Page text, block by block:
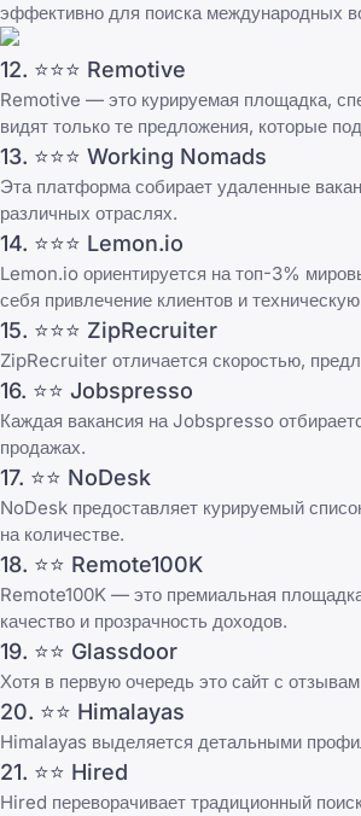
эффективно для поиска международных
12. ⭐⭐⭐ Remotive
Remotive — это курируемая площадка,
видят только те предложения, которые
13. ⭐⭐⭐ Working Nomads
Эта платформа собирает удаленные
различных отраслях.
14. ⭐⭐⭐ Lemon.io
Lemon.io ориентируется на топ-3%
себя привлечение клиентов и
15. ⭐⭐⭐ ZipRecruiter
ZipRecruiter отличается скоростью,
16. ⭐⭐ Jobspresso
Каждая вакансия на Jobspresso
продажах.
17. ⭐⭐ NoDesk
NoDesk предоставляет курируемый
на количестве.
18. ⭐⭐ Remote100K
Remote100K — это премиальная
качество и прозрачность доходов.
19. ⭐⭐ Glassdoor
Хотя в первую очередь это сайт с
20. ⭐⭐ Himalayas
Himalayas выделяется детальными
21. ⭐⭐ Hired
Hired переворачивает традиционный